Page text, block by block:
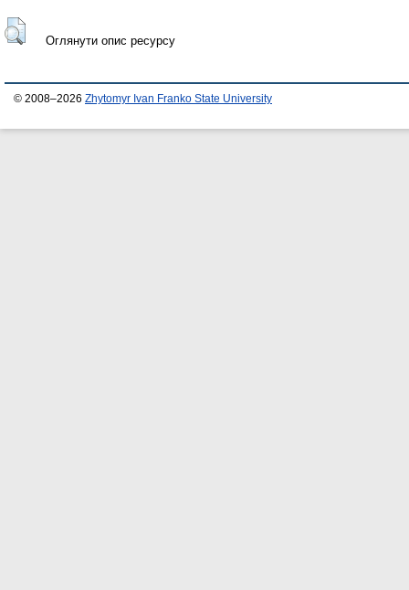
Оглянути опис ресурсу
© 2008–2026 Zhytomyr Ivan Franko State University